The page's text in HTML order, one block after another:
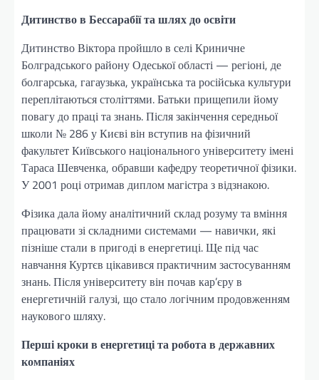
Дитинство в Бессарабії та шлях до освіти
Дитинство Віктора пройшло в селі Криничне
Болградського району Одеської області — регіоні, де
болгарська, гагаузька, українська та російська культури
переплітаються століттями. Батьки прищепили йому
повагу до праці та знань. Після закінчення середньої
школи № 286 у Києві він вступив на фізичний
факультет Київського національного університету імені
Тараса Шевченка, обравши кафедру теоретичної фізики.
У 2001 році отримав диплом магістра з відзнакою.
Фізика дала йому аналітичний склад розуму та вміння
працювати зі складними системами — навички, які
пізніше стали в пригоді в енергетиці. Ще під час
навчання Куртєв цікавився практичним застосуванням
знань. Після університету він почав кар’єру в
енергетичній галузі, що стало логічним продовженням
наукового шляху.
Перші кроки в енергетиці та робота в державних
компаніях